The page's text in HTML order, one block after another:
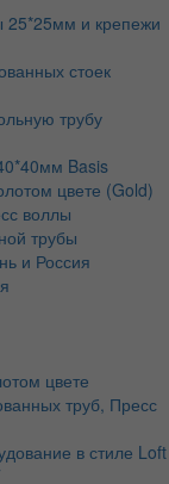
25*25мм и крепежи
стоек
трубу
Basis
цвете (Gold)
воллы
трубы
и Россия
цвете
труб, Пресс
в стиле Loft